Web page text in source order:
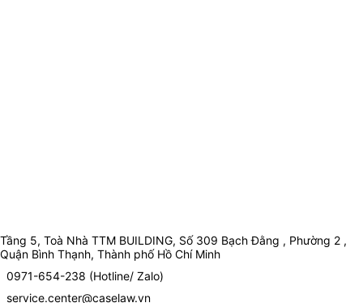
Tầng 5, Toà Nhà TTM BUILDING, Số 309 Bạch Đằng , Phường 2 ,
Quận Bình Thạnh, Thành phố Hồ Chí Minh
0971-654-238 (Hotline/ Zalo)
service.center@caselaw.vn